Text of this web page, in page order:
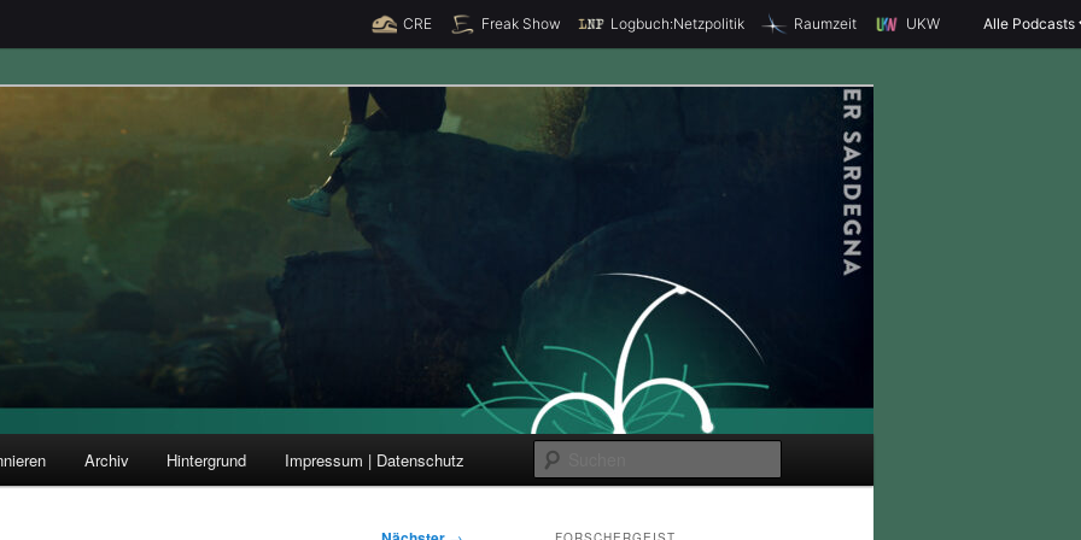
CRE Freak Show Logbuch:Netzpolitik Raumzeit UKW Alle Podcasts
und Forschung
u
Archiv Hintergrund Impressum | Datenschutz